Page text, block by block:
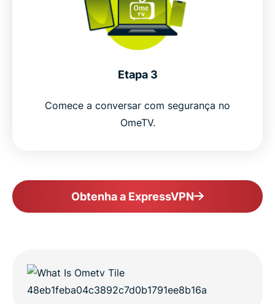
Etapa 3
Comece a conversar com segurança no
OmeTV.
Obtenha a ExpressVPN